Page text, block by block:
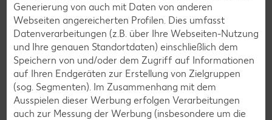
Torten-Rezepte
Eis-Rezepte
Pfannkuchen-Rezepte
Plätzchen-Rezepte
Smoothie-Rezepte
Generierung von auch mit Daten von anderen
Webseiten angereicherten Profilen. Dies umfasst
Datenverarbeitungen (z.B. über Ihre Webseiten-Nutzung
und Ihre genauen Standortdaten) einschließlich dem
Speichern von und/oder dem Zugriff auf Informationen
auf Ihren Endgeräten zur Erstellung von Zielgruppen
(sog. Segmenten). Im Zusammenhang mit dem
Ausspielen dieser Werbung erfolgen Verarbeitungen
auch zur Messung der Werbung (insbesondere um die